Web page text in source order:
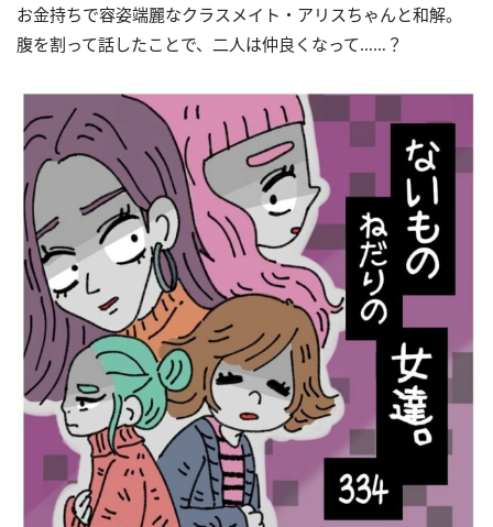
お金持ちで容姿端麗なクラスメイト・アリスちゃんと和解。
腹を割って話したことで、二人は仲良くなって……？